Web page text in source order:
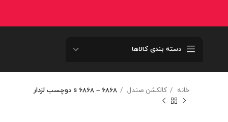
دسته بندی کالاها
خانه کالکشن صندل 6868 – 6868 s دوچسب لزدار